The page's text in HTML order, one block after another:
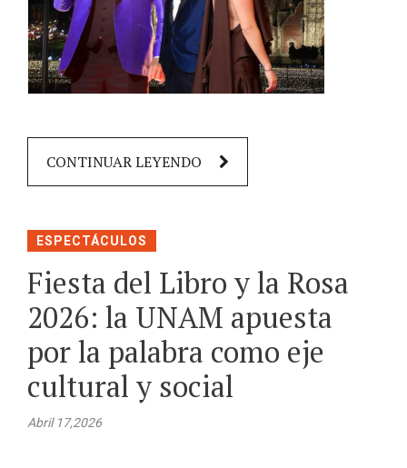
CONTINUAR LEYENDO
ESPECTÁCULOS
Fiesta del Libro y la Rosa
2026: la UNAM apuesta
por la palabra como eje
cultural y social
Abril 17,2026